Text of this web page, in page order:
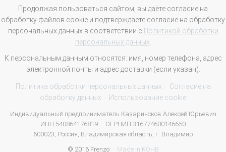
Продолжая пользоваться сайтом, вы даёте согласие на
обработку файлов cookie и подтверждаете согласие на обработку
персональных данных в соответствии с Политикой обработки
персональных данных
К персональным данным относятся: имя, номер телефона, адрес
электронной почты и адрес доставки (если указан).
Политика обработки персональных данных · Согласие на
обработку данных · Использование cookie
Индивидуальный предприниматель Казаринсков Алексей Юрьевич
ИНН 540864176819 · ОГРНИП 316774600146650
600023, Россия, Владимирская область, г. Владимир
© 2016 Frenzo · Made in KÖHB